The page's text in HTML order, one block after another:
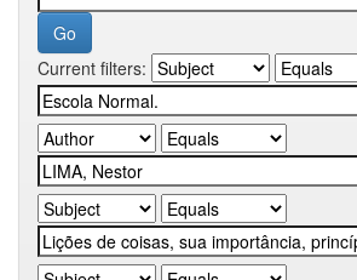
Current filters: